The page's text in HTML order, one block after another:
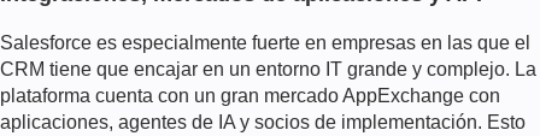
Salesforce es especialmente fuerte en empresas en las que el
CRM tiene que encajar en un entorno IT grande y complejo. La
plataforma cuenta con un gran mercado AppExchange con
aplicaciones, agentes de IA y socios de implementación. Esto